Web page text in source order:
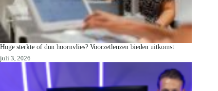
Hoge sterkte of dun hoornvlies? Voorzetlenzen bieden uitkomst
juli 3, 2026